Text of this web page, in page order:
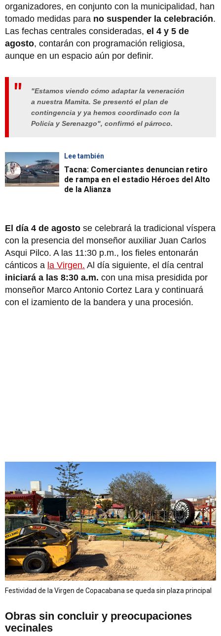
organizadores, en conjunto con la municipalidad, han
tomado medidas para no suspender la celebración.
Las fechas centrales consideradas, el 4 y 5 de
agosto, contarán con programación religiosa,
aunque en un espacio aún por definir.
"Estamos viendo cómo adaptar la veneración
a nuestra Mamita. Se presentó el plan de
contingencia y ya hemos coordinado con la
Policía y Serenazgo", confirmó el párroco.
Lee también
Tacna: Comerciantes denuncian retiro
de rampa en el estadio Héroes del Alto
de la Alianza
El día 4 de agosto se celebrará la tradicional víspera
con la presencia del monseñor auxiliar Juan Carlos
Asqui Pilco. A las 11:30 p.m., los fieles entonarán
cánticos a la Virgen. Al día siguiente, el día central
iniciará a las 8:30 a.m. con una misa presidida por
monseñor Marco Antonio Cortez Lara y continuará
con el izamiento de la bandera y una procesión.
Festividad de la Virgen de Copacabana se queda sin plaza principal
Obras sin concluir y preocupaciones
vecinales